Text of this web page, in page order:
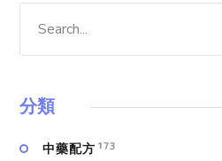
分類
中藥配方 173